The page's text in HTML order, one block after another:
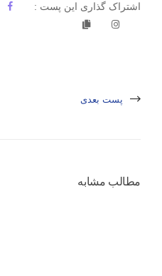
اشتراک گذاری این پست :
پست بعدی
مطالب مشابه